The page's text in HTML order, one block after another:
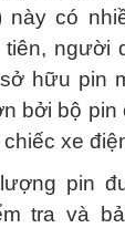
này có
người
hữu pin
bởi bộ
xe
pin
tra và